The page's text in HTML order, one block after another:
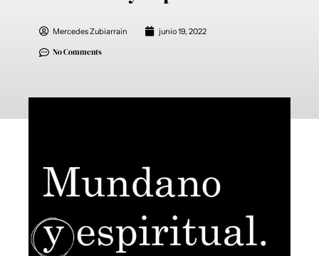
Mercedes Zubiarrain junio 19, 2022
No Comments